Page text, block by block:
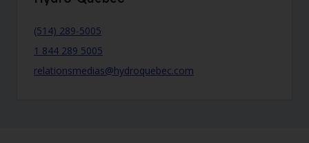
(514) 289-5005
1 844 289 5005
relationsmedias@hydroquebec.com